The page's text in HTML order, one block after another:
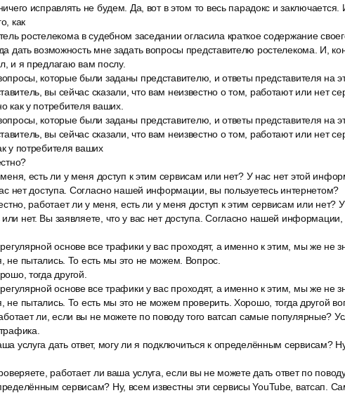
исправлять не будем. Да, вот в этом то весь парадокс и
как
ростелекома в судебном заседании огласила краткое содержание
дать возможность мне задать вопросы представителю ростелекома. И,
и я предлагаю вам послу.
которые были заданы представителю, и ответы представителя на
вы сейчас сказали, что вам неизвестно о том, работают или нет
как у потребителя ваших.
которые были заданы представителю, и ответы представителя на
вы сейчас сказали, что вам неизвестно о том, работают или нет
у потребителя ваших
есть ли у меня доступ к этим сервисам или нет? У нас нет этой
нет доступа. Согласно нашей информации, вы пользуетесь интернетом?
работает ли у меня, есть ли у меня доступ к этим сервисам или нет?
нет. Вы заявляете, что у вас нет доступа. Согласно нашей информации,
основе все трафики у вас проходят, а именно к этим, мы же не
не пытались. То есть мы это не можем. Вопрос.
тогда другой.
основе все трафики у вас проходят, а именно к этим, мы же не
не пытались. То есть мы это не можем проверить. Хорошо, тогда другой
ли, если вы не можете по поводу того ватсап самые популярные?
услуга дать ответ, могу ли я подключиться к определённым сервисам?
работает ли ваша услуга, если вы не можете дать ответ по
сервисам? Ну, всем известны эти сервисы YouTube, ватсап.